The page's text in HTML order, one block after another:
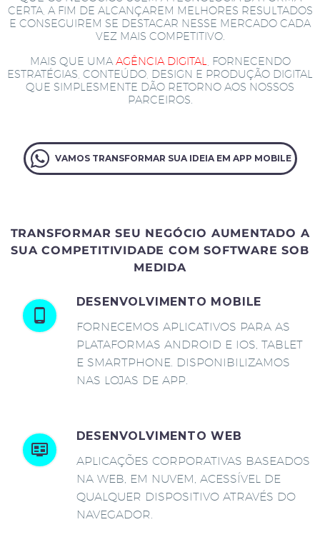
CERTA, A FIM DE ALCANÇAREM MELHORES RESULTADOS
E CONSEGUIREM SE DESTACAR NESSE MERCADO CADA
VEZ MAIS COMPETITIVO.
MAIS QUE UMA AGÊNCIA DIGITAL
, FORNECENDO
ESTRATÉGIAS, CONTEÚDO, DESIGN E PRODUÇÃO DIGITAL
QUE SIMPLESMENTE DÃO RETORNO AOS NOSSOS
PARCEIROS.
VAMOS TRANSFORMAR SUA IDEIA EM APP MOBILE
TRANSFORMAR SEU NEGÓCIO AUMENTADO A
SUA COMPETITIVIDADE COM SOFTWARE SOB
MEDIDA
DESENVOLVIMENTO MOBILE
FORNECEMOS APLICATIVOS PARA AS
PLATAFORMAS ANDROID E IOS, TABLET
E SMARTPHONE. DISPONIBILIZAMOS
NAS LOJAS DE APP.
DESENVOLVIMENTO WEB
APLICAÇÕES CORPORATIVAS BASEADOS
NA WEB, EM NUVEM, ACESSÍVEL DE
QUALQUER DISPOSITIVO ATRAVÉS DO
NAVEGADOR.